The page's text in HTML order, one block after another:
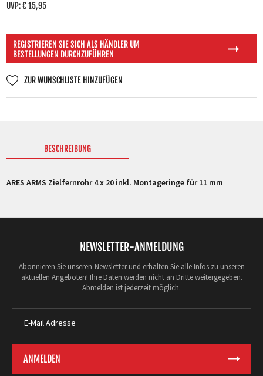
UVP: € 15,95
REGISTRIEREN SIE SICH ALS HÄNDLER UM
BESTELLUNGEN DURCHZUFÜHREN
ZUR WUNSCHLISTE HINZUFÜGEN
BESCHREIBUNG
ARES ARMS Zielfernrohr 4 x 20 inkl. Montageringe für 11 mm
NEWSLETTER-ANMELDUNG
Abonnieren Sie unseren-Newsletter und erhalten Sie alle Infos zu unseren
aktuellen Angeboten! Ihre Daten werden nicht an Dritte weitergegeben.
Abmelden ist jederzeit möglich.